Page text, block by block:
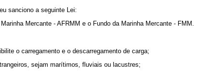
sanciono a seguinte Lei:
Mercante - AFRMM e o Fundo da Marinha Mercante - FMM.
o carregamento e o descarregamento de carga;
sejam marítimos, fluviais ou lacustres;